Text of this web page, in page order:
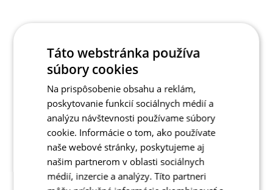
Táto webstránka používa
súbory cookies
Na prispôsobenie obsahu a reklám,
poskytovanie funkcií sociálnych médií a
analýzu návštevnosti používame súbory
cookie. Informácie o tom, ako používate
naše webové stránky, poskytujeme aj
našim partnerom v oblasti sociálnych
médií, inzercie a analýzy. Títo partneri